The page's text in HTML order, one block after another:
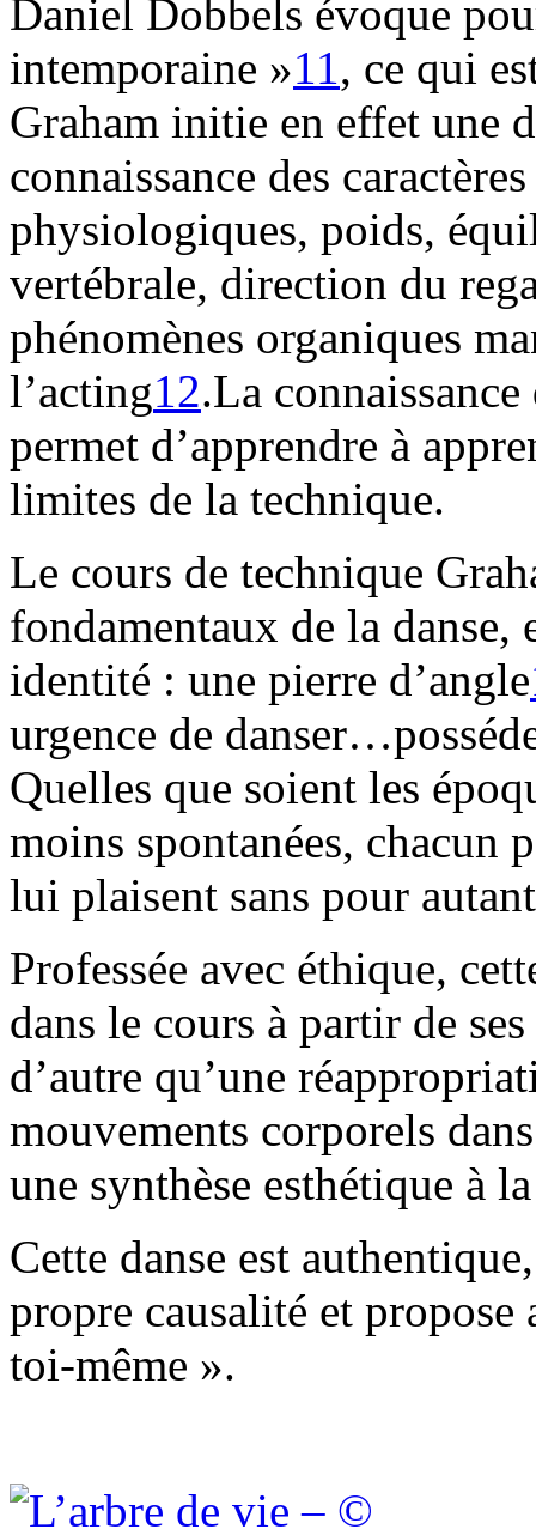
Daniel Dobbels évoque
intemporaine »11, ce qui
Graham initie en effet une
connaissance des
physiologiques, poids,
vertébrale, direction du
phénomènes organiques
l’acting12.La
permet d’apprendre à
limites de la technique.
Le cours de technique
fondamentaux de la
identité : une pierre d’angle
urgence de
Quelles que soient les
moins spontanées, chacun
lui plaisent sans pour
Professée avec éthique,
dans le cours à partir de
d’autre qu’une
mouvements corporels
une synthèse esthétique à
Cette danse est
propre causalité et
toi-même ».